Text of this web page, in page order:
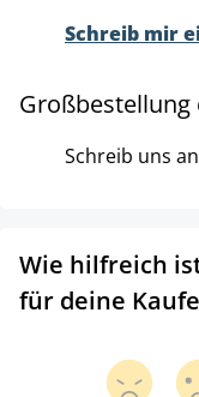
Schreib mir
Großbestellung
Schreib uns an
Wie hilfreich
für deine